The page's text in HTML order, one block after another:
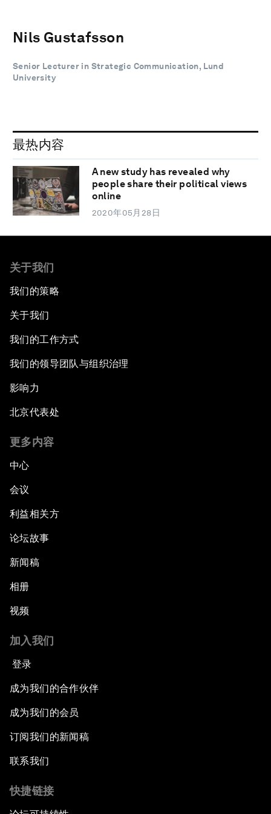
Nils Gustafsson
Senior Lecturer in Strategic Communication, Lund
University
最热内容
A new study has revealed why
people share their political views
online
2020年05月28日
关于我们
我们的策略
关于我们
我们的工作方式
我们的领导团队与组织治理
影响力
北京代表处
更多内容
中心
会议
利益相关方
论坛故事
新闻稿
相册
视频
加入我们
登录
成为我们的合作伙伴
成为我们的会员
订阅我们的新闻稿
联系我们
快捷链接